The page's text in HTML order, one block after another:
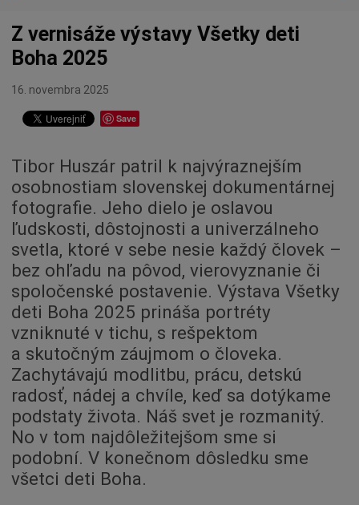
Spravodajstvo
Parkovacia politika
Kultúra
Ocenenia
Údržba
Doprava
Oznamy
Mestský úrad
Projekty
Primátor
Otázky a odpovede
Napísali o nás
Osobnosti
História
Ocenenia
Voľby
Šport
Naše školy
Z vernisáže výstavy Všetky deti
Boha 2025
16. novembra 2025
Save
Tibor Huszár patril k najvýraznejším
osobnostiam slovenskej dokumentárnej
fotografie. Jeho dielo je oslavou
ľudskosti, dôstojnosti a univerzálneho
svetla, ktoré v sebe nesie každý človek –
bez ohľadu na pôvod, vierovyznanie či
spoločenské postavenie. Výstava Všetky
deti Boha 2025 prináša portréty
vzniknuté v tichu, s rešpektom
a skutočným záujmom o človeka.
Zachytávajú modlitbu, prácu, detskú
radosť, nádej a chvíle, keď sa dotýkame
podstaty života. Náš svet je rozmanitý.
No v tom najdôležitejšom sme si
podobní. V konečnom dôsledku sme
všetci deti Boha.